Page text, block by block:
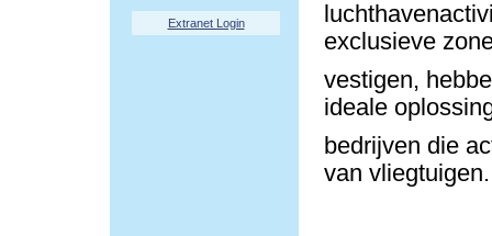
Extranet Login
exclusieve
vestigen,
ideale
bedrijven die
van vliegtuigen.